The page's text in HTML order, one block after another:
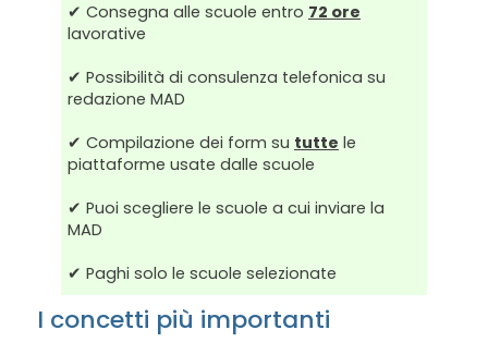
✔ Consegna alle scuole entro 72 ore
lavorative
✔ Possibilità di consulenza telefonica su
redazione MAD
✔ Compilazione dei form su tutte le
piattaforme usate dalle scuole
✔ Puoi scegliere le scuole a cui inviare la
MAD
✔ Paghi solo le scuole selezionate
I concetti più importanti